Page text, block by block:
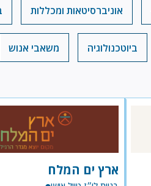
אוניברסיטאות ומכללות
ביוטכנולוגיה משאבי אנוש
ארץ ים המלח